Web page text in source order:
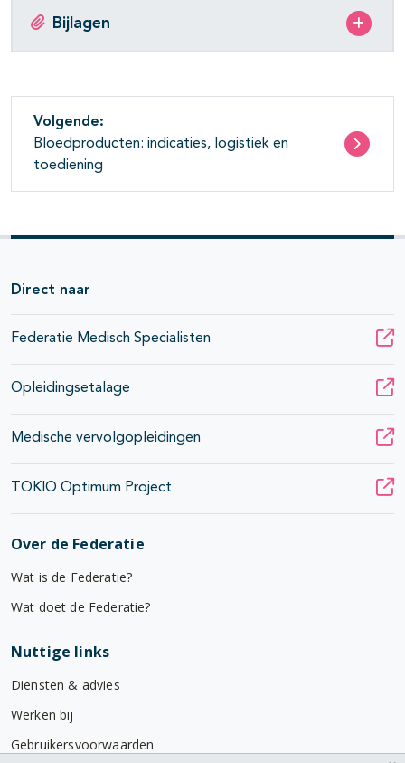
Bijlagen
Volgende:
Bloedproducten: indicaties, logistiek en
toediening
Direct naar
Federatie Medisch Specialisten
Opleidingsetalage
Medische vervolgopleidingen
TOKIO Optimum Project
Over de Federatie
Wat is de Federatie?
Wat doet de Federatie?
Nuttige links
Diensten & advies
Werken bij
Gebruikersvoorwaarden